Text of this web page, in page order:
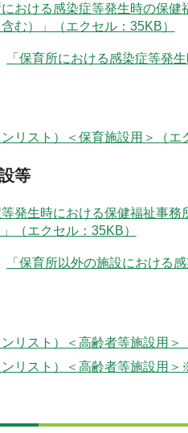
おける感染症等発生時の保
む）」（エクセル：35KB）
「保育所における感染症等発
リスト）＜保育施設用＞（エ
等
発生時における保健福祉事
（エクセル：35KB）
「保育所以外の施設における
リスト）＜高齢者等施設用＞
リスト）＜高齢者等施設用＞